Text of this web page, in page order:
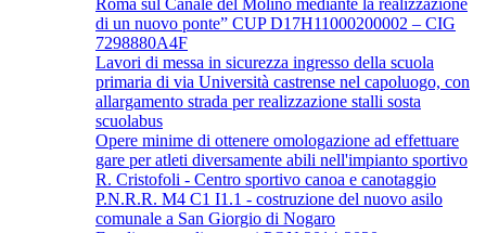
di un nuovo ponte” CUP D17H11000200002 – CIG
7298880A4F
Lavori di messa in sicurezza ingresso della scuola
primaria di via Università castrense nel capoluogo, con
allargamento strada per realizzazione stalli sosta
scuolabus
Opere minime di ottenere omologazione ad effettuare
gare per atleti diversamente abili nell'impianto sportivo
R. Cristofoli - Centro sportivo canoa e canotaggio
P.N.R.R. M4 C1 I1.1 - costruzione del nuovo asilo
comunale a San Giorgio di Nogaro